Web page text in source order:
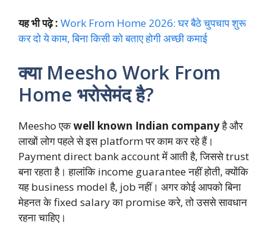
यह भी पढ़े : Work From Home 2026: घर बैठे चुपचाप शुरू
कर दो ये काम, बिना किसी को बताए होगी अच्छी कमाई
क्या Meesho Work From
Home भरोसेमंद है?
Meesho एकwell known Indian companyहै और
लाखों लोग पहले से इस platform पर काम कर रहे हैं।
Payment direct bank account में आती है, जिससे trust
बना रहता है। हालांकि income guarantee नहीं होती, क्योंकि
यह business model है, job नहीं। अगर कोई आपको बिना
मेहनत के fixed salary का promise करे, तो उससे सावधान
रहना चाहिए।